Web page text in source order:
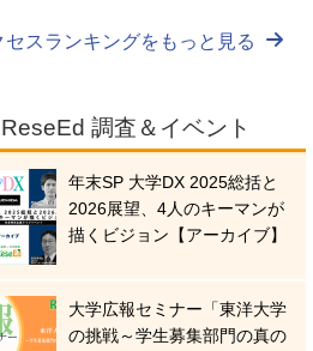
セスランキングをもっと見る
ReseEd 調査＆イベント
年末SP 大学DX 2025総括と
2026展望、4人のキーマンが
描くビジョン【アーカイブ】
大学広報セミナー「東洋大学
の挑戦～学生募集部門の真の